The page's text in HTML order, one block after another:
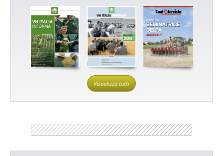
Visualizza tutti